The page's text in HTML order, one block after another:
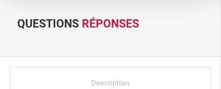
QUESTIONS RÉPONSES
Description